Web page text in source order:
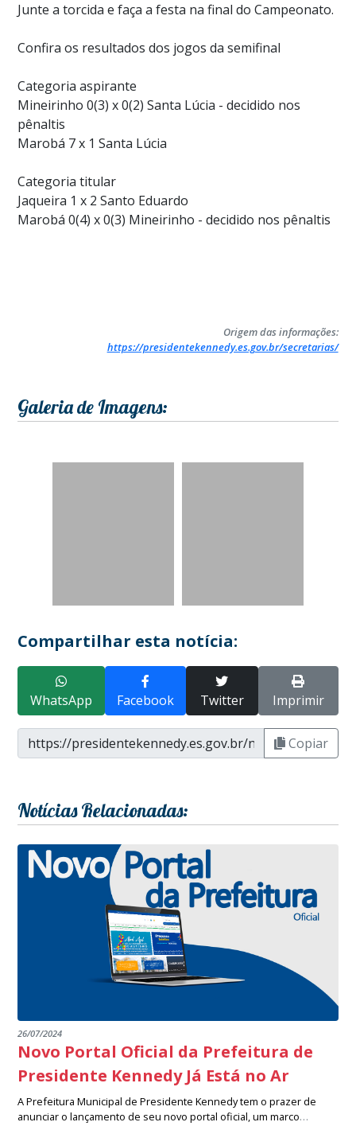
Junte a torcida e faça a festa na final do Campeonato.
Confira os resultados dos jogos da semifinal
Categoria aspirante
Mineirinho 0(3) x 0(2) Santa Lúcia - decidido nos
pênaltis
Marobá 7 x 1 Santa Lúcia
Categoria titular
Jaqueira 1 x 2 Santo Eduardo
Marobá 0(4) x 0(3) Mineirinho - decidido nos pênaltis
Origem das informações:
https://presidentekennedy.es.gov.br/secretarias/
Galeria de Imagens:
Compartilhar esta notícia:
WhatsApp Facebook Twitter Imprimir
Copiar
Notícias Relacionadas:
26/07/2024
Novo Portal Oficial da Prefeitura de
Presidente Kennedy Já Está no Ar
A Prefeitura Municipal de Presidente Kennedy tem o prazer de
anunciar o lançamento de seu novo portal oficial, um marco